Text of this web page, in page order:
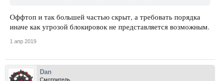
Оффтоп и так большей частью скрыт, а требовать порядка
иначе как угрозой блокировок не представляется возможным.
1 апр 2019
Dan
Смотритель